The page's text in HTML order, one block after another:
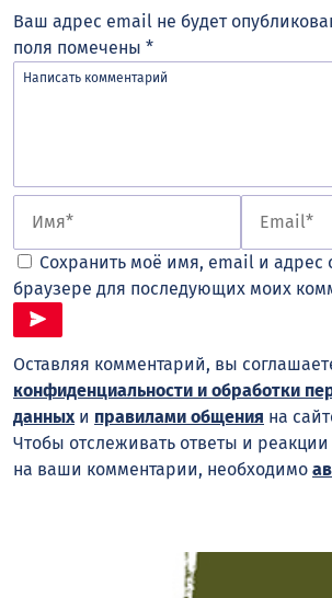
Ваш адрес email не будет
поля помечены *
Сохранить моё имя, email и адрес
браузере для последующих моих
Оставляя комментарий, вы
конфиденциальности и обработки
данных и правилами общения на
Чтобы отслеживать ответы и реакции
на ваши комментарии, необходимо